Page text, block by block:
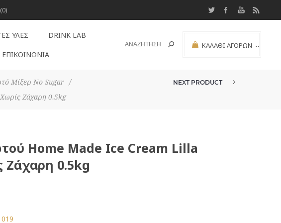
(0)
ΚΑΛΆΘΙ ΑΓΟΡΏΝ (0)
ΎΛΕΣ DRINK LAB
ΕΠΙΚΟΙΝΩΝΊΑ
Μίξερ No Sugar
/
Ζάχαρη 0.5kg
NEXT PRODUCT
Home Made Ice Cream Lilla
Ζάχαρη 0.5kg